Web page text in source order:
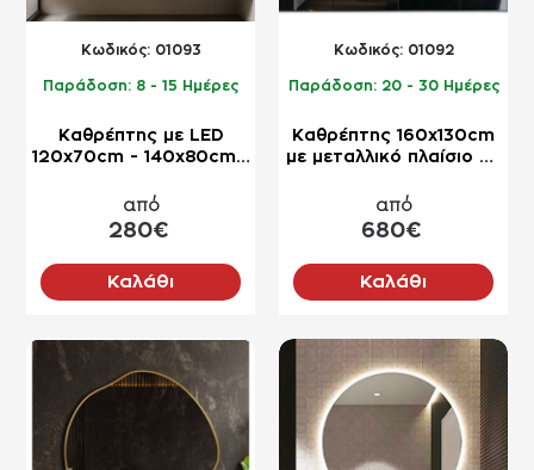
NEO
Kωδικός: 01093
Παράδοση: 8 - 15 Ημέρες
Καθρέπτης με LED
120x70cm - 140x80cm -
ακανόνιστο σχήμα
από
280€
Καλάθι
NEO
Kωδικός: 01092
Παράδοση: 20 - 30 Ημέρες
Καθρέπτης 160x130cm
με μεταλλικό πλαίσιο σε
από
680€
Καλάθι